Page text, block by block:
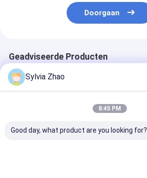
Doorgaan
Geadviseerde Producten
Sylvia Zhao
8:45 PM
Good day, what product are you looking for?